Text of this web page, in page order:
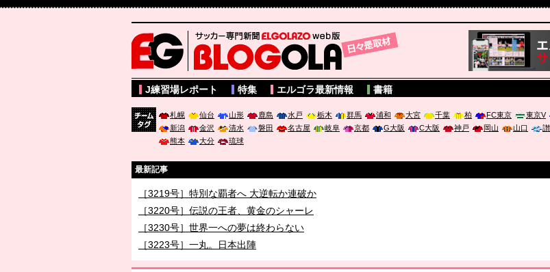
サッカー専門新聞ELGOLAZO web版 BLOGOLA
J練習場レポート 特集 エルゴラ最新情報 書籍
札幌 仙台 山形 鹿島 水戸 栃木 群馬 浦和 大宮 千葉 柏 FC東京 東京V
新潟
金沢 清水 磐田 名古屋 岐阜 京都 G大阪 C大阪 神戸 岡山 山口
熊本
大分 琉球
最新記事
［3219号］特別な覇者へ 大逆転か連破か
［3220号］伝説の王者、黄金のシャーレ
［3230号］世界一への夢は終わらない
［3223号］一丸。日本出陣
［3222号］史上最大のW杯開幕 注目は「個」